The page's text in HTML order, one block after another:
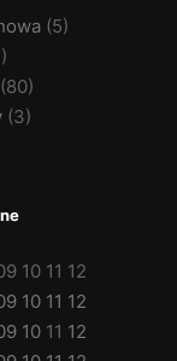
(5)
(3)
10 11 12
10 11 12
10 11 12